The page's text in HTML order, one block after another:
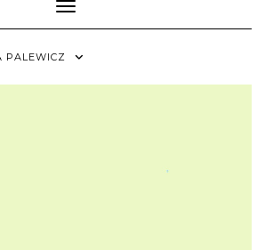
Toggle Navigation
PALEWICZ